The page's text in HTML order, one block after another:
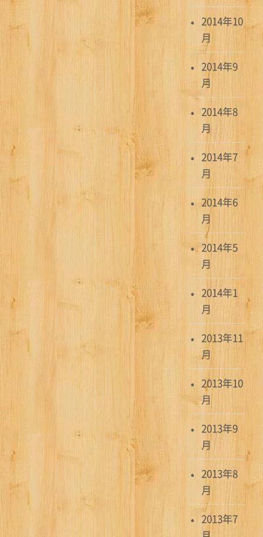
2014年10
月
2014年9
月
2014年8
月
2014年7
月
2014年6
月
2014年5
月
2014年1
月
2013年11
月
2013年10
月
2013年9
月
2013年8
月
2013年7